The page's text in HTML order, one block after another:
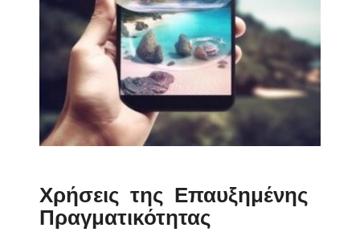
Χρήσεις της Επαυξημένης
Πραγματικότητας